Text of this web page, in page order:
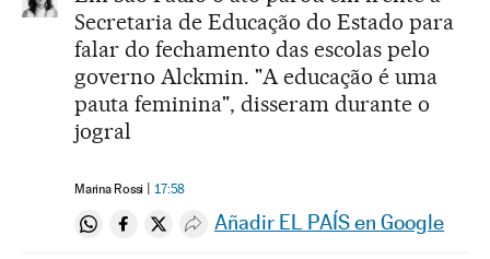
Secretaria de Educação do Estado para
falar do fechamento das escolas pelo
governo Alckmin. "A educação é uma
pauta feminina", disseram durante o
jogral
Marina Rossi 17:58
Compartir en Whatsapp
Compartir en Facebook
Compartir en Twitter
Desplegar Redes Sociales
Añadir EL PAÍS en Google